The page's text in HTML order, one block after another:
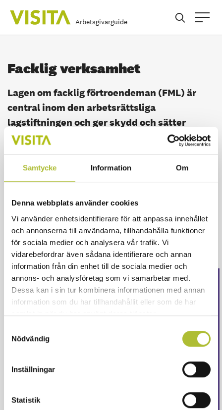
Samtycke Information Om
Denna webbplats använder cookies
Vi använder enhetsidentifierare för att anpassa innehållet
och annonserna till användarna, tillhandahålla funktioner
för sociala medier och analysera vår trafik. Vi
vidarebefordrar även sådana identifierare och annan
information från din enhet till de sociala medier och
annons- och analysföretag som vi samarbetar med.
Dessa kan i sin tur kombinera informationen med annan
information som du har tillhandahållit eller som de har
samlat in när du har använt deras tjänster.
Nödvändig
Inställningar
Statistik
Arbetsgivarguide
Facklig verksamhet
Lagen om facklig förtroendeman (FML) är
central inom den arbetsrättsliga
lagstiftningen och ger skydd och sätter
gränser för den fackliga verksamheten hos
arbetsgivaren. För att det ska vara fråga om
facklig verksamhet enligt FML ska
förtroendemannen företräda arbetstagarna
frågor som rör förhållandet till
arbetsgivaren.
Detta innehåll är endast
för våra medlemmar
Logga in för att fortsätta läsa. Inte medlem än?
Skapa ett